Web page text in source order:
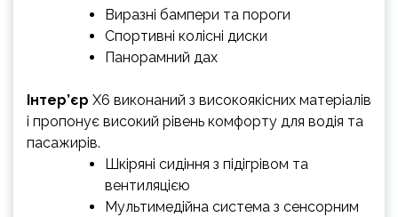
Виразні бампери та пороги
Спортивні колісні диски
Панорамний дах
Інтер’єр X6 виконаний з високоякісних матеріалів
і пропонує високий рівень комфорту для водія та
пасажирів.
Шкіряні сидіння з підігрівом та
вентиляцією
Мультимедійна система з сенсорним